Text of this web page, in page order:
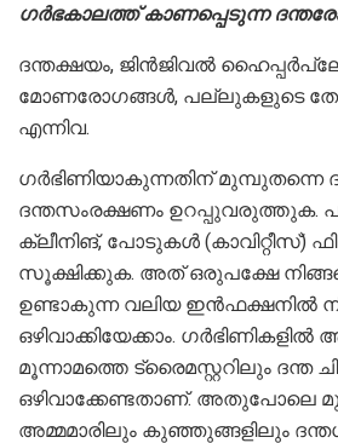
ഗര്‍ഭകാലത്ത് കാണപ്പെടുന്ന
ദന്തക്ഷയം, ജിന്‍ജിവല്‍
മോണരോഗങ്ങള്‍, പല്ലുകളുടെ
എന്നിവ.
ഗര്‍ഭിണിയാകുന്നതിന് മുമ്പുതന്നെ
ദന്തസംരക്ഷണം ഉറപ്പുവരുത്തുക.
ക്ലീനിങ്, പോടുകള്‍ (കാവിറ്റീസ്)
സൂക്ഷിക്കുക. അത് ഒരുപക്ഷേ
ഉണ്ടാകുന്ന വലിയ ഇന്‍ഫക്ഷനില്‍
ഒഴിവാക്കിയേക്കാം.
മൂന്നാമത്തെ ട്രൈമസ്റ്ററിലും ദന്ത
ഒഴിവാക്കേണ്ടതാണ്. അതുപോലെ
അമ്മമാരിലും കുഞ്ഞുങ്ങളിലും